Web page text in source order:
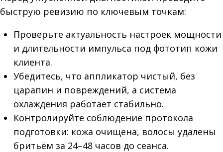
быструю ревизию по ключевым точкам:
Проверьте актуальность настроек мощности
и длительности импульса под фототип кожи
клиента.
Убедитесь, что аппликатор чистый, без
царапин и повреждений, а система
охлаждения работает стабильно.
Контролируйте соблюдение протокола
подготовки: кожа очищена, волосы удалены
бритьём за 24–48 часов до сеанса.